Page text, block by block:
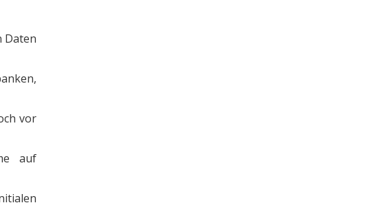
Daten
vor
auf